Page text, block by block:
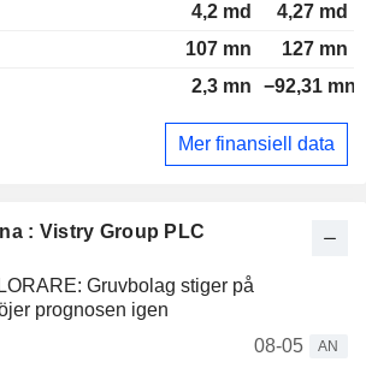
: Vistry Group PLC
Gruvbolag stiger på
prognosen igen
08-05
AN
4,2 md
4,27 md
107 mn
127 mn
2,3 mn −92,31 mn
Mer finansiell data